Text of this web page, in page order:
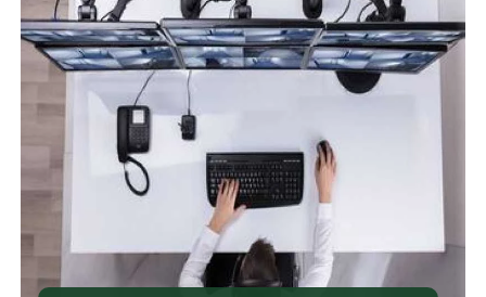
VIGILÂNCIA
ZELADORIA